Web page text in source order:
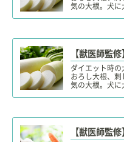
気の大根。犬に
ダイエット時の
おろし大根、刺
気の大根。犬に